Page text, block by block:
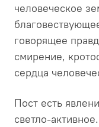
человеческое
говорящее
смирение,
сердца
Пост есть
светло-